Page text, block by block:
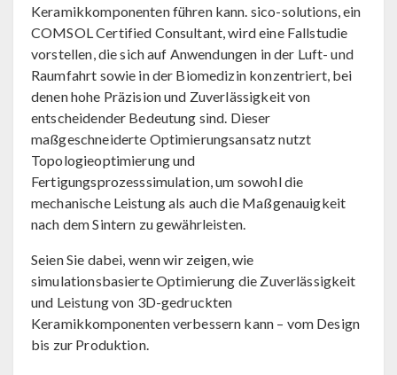
Keramikkomponenten führen kann. sico-solutions, ein
COMSOL Certified Consultant, wird eine Fallstudie
vorstellen, die sich auf Anwendungen in der Luft- und
Raumfahrt sowie in der Biomedizin konzentriert, bei
denen hohe Präzision und Zuverlässigkeit von
entscheidender Bedeutung sind. Dieser
maßgeschneiderte Optimierungsansatz nutzt
Topologieoptimierung und
Fertigungsprozesssimulation, um sowohl die
mechanische Leistung als auch die Maßgenauigkeit
nach dem Sintern zu gewährleisten.
Seien Sie dabei, wenn wir zeigen, wie
simulationsbasierte Optimierung die Zuverlässigkeit
und Leistung von 3D-gedruckten
Keramikkomponenten verbessern kann – vom Design
bis zur Produktion.